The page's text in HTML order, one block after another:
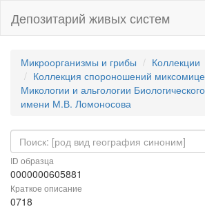
Депозитарий живых систем
Микроорганизмы и грибы
Коллекции
Коллекция спороношений
Микологии и альгологии
имени М.В. Ломоносова
ID образца
0000000605881
Краткое описание
0718